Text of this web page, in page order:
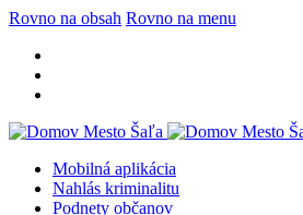
Rovno na obsah Rovno na menu
Mobilná aplikácia
Nahlás kriminalitu
Podnety občanov